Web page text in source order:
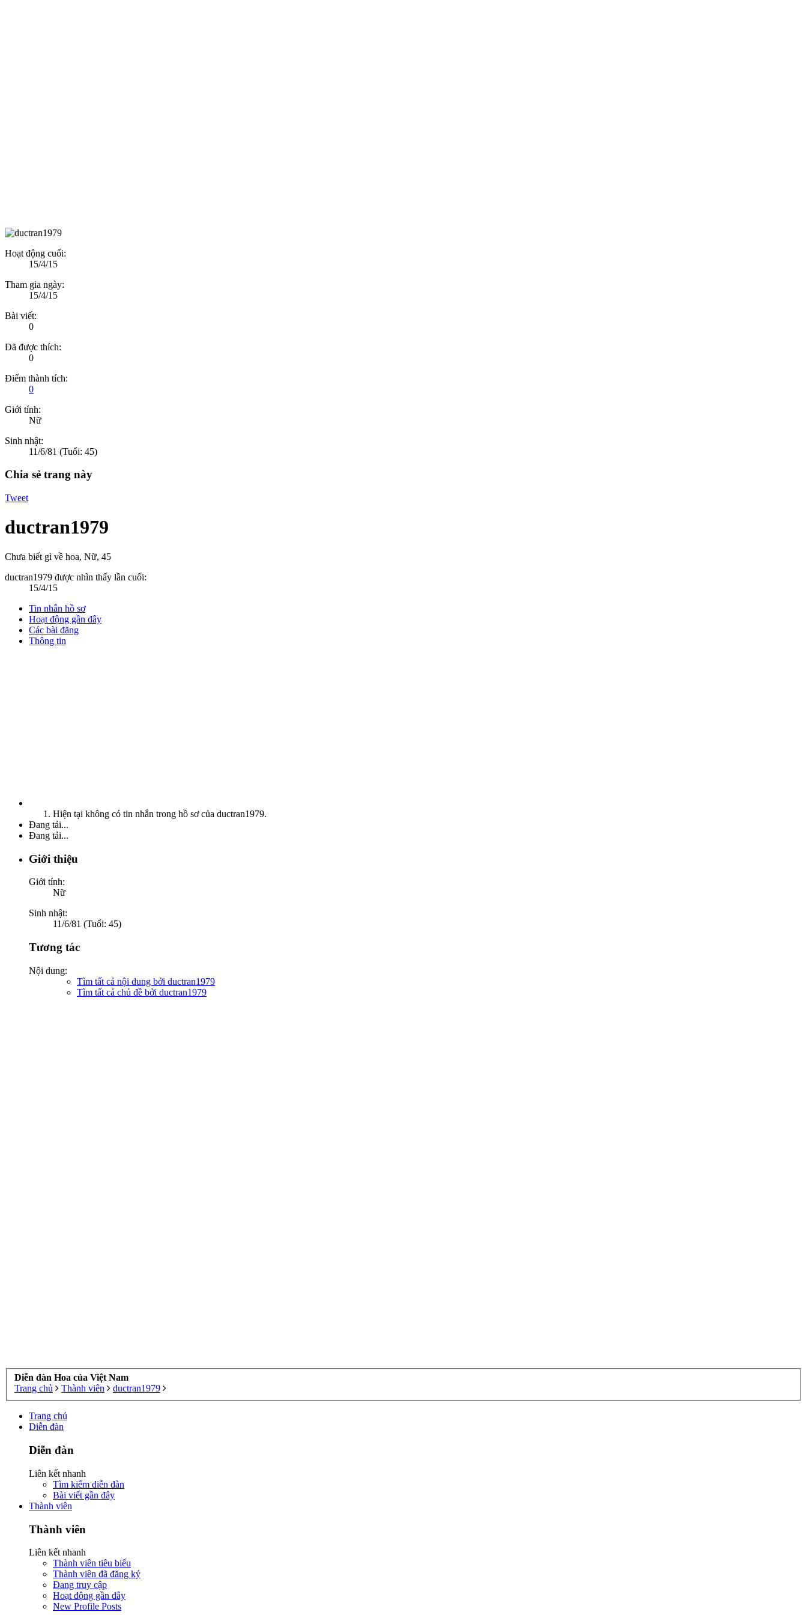
Hoạt động cuối:
15/4/15
Tham gia ngày:
15/4/15
Bài viết:
0
Đã được thích:
0
Điểm thành tích:
0
Giới tính:
Nữ
Sinh nhật:
11/6/81 (Tuổi: 45)
Chia sẻ trang này
Tweet
ductran1979
Chưa biết gì về hoa, Nữ, 45
ductran1979 được nhìn thấy lần cuối:
15/4/15
Tin nhắn hồ sơ
Hoạt động gần đây
Các bài đăng
Thông tin
Hiện tại không có tin nhắn trong hồ sơ của ductran1979.
Đang tải...
Đang tải...
Giới thiệu
Giới tính:
Nữ
Sinh nhật:
11/6/81 (Tuổi: 45)
Tương tác
Nội dung:
Tìm tất cả nội dung bởi ductran1979
Tìm tất cả chủ đề bởi ductran1979
Diễn đàn Hoa của Việt Nam
Trang chủ
Thành viên ductran1979
Trang chủ
Diễn đàn
Diễn đàn
Liên kết nhanh
Tìm kiếm diễn đàn
Bài viết gần đây
Thành viên
Thành viên
Liên kết nhanh
Thành viên tiêu biểu
Thành viên đã đăng ký
Đang truy cập
Hoạt động gần đây
New Profile Posts